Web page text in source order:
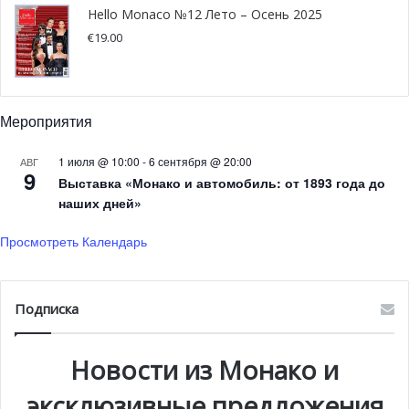
новую классическую линию,
вдохновленную Ferrari и
Lamborghini
Линейка Classic будет первоначально представлена
полусмещенного типа и малой осадкой для доступа к
самым эксклюзивным пляжам мира, в частности в
также отвечает за линейку Discovery. Корпус и палубы
яхты отличаются эстетическими деталями, создающими
особую игру света и теней на солнце. Эти элементы
напоминают дизайн классических итальянских
Hello Monaco №12 Лето – Осень 2025
€19.00
Мероприятия
АВГ
9
1 июля @ 10:00 -6 сентября @ 20:00
Выставка «Монако и автомобиль: от 1893 года до
наших дней»
Просмотреть Календарь
Подписка
Новости из Монако и